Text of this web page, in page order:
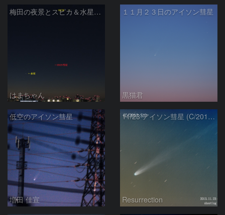
梅田の夜景とスピカ＆水星そしてISON彗星
はまちゃん
１１月２３日のアイソン彗星
黒猫君
低空のアイソン彗星
増田 佳宣
11/23 アイソン彗星 (C/2012 S1)
Resurrection